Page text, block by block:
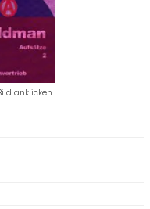
anklicken